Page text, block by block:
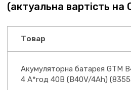
(актуальна вартість
Товар
Акумуляторна батарея GTM
4 А*год 40В (B40V/4Аh)